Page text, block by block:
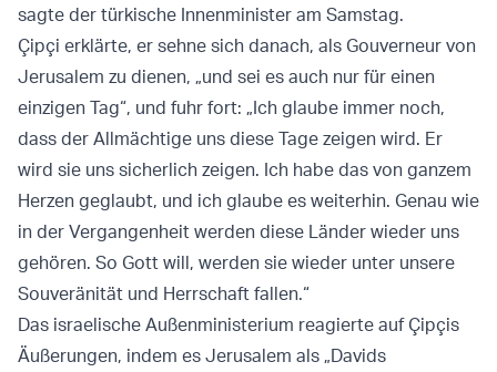
sagte der türkische Innenminister am Samstag.
Çipçi erklärte, er sehne sich danach, als Gouverneur von
Jerusalem zu dienen, „und sei es auch nur für einen
einzigen Tag“, und fuhr fort: „Ich glaube immer noch,
dass der Allmächtige uns diese Tage zeigen wird. Er
wird sie uns sicherlich zeigen. Ich habe das von ganzem
Herzen geglaubt, und ich glaube es weiterhin. Genau wie
in der Vergangenheit werden diese Länder wieder uns
gehören. So Gott will, werden sie wieder unter unsere
Souveränität und Herrschaft fallen.“
Das israelische Außenministerium reagierte auf Çipçis
Äußerungen, indem es Jerusalem als „Davids